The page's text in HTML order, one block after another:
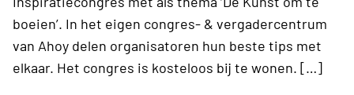
boeien’. In het eigen congres- & vergadercentrum
van Ahoy delen organisatoren hun beste tips met
elkaar. Het congres is kosteloos bij te wonen. […]